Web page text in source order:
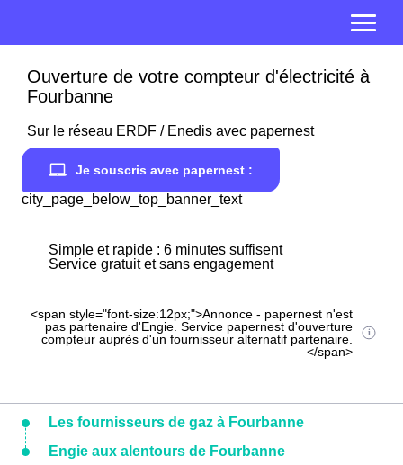
Ouverture de votre compteur d'électricité à
Fourbanne
Sur le réseau ERDF / Enedis avec papernest
Je souscris avec papernest :
city_page_below_top_banner_text
Simple et rapide : 6 minutes suffisent
Service gratuit et sans engagement
<span style="font-size:12px;">Annonce - papernest n'est
pas partenaire d'Engie. Service papernest d'ouverture
compteur auprès d'un fournisseur alternatif partenaire.
</span>
Les fournisseurs de gaz à Fourbanne
Engie aux alentours de Fourbanne